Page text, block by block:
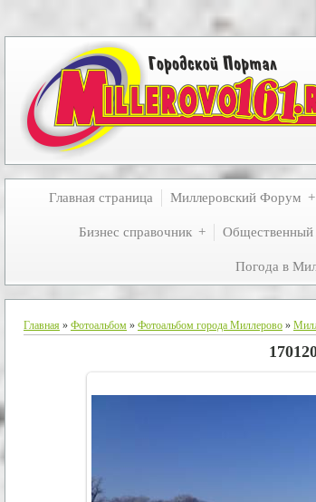
Главная страница Миллеровский Форум
Бизнес справочник Общественный
Погода в
Главная » Фотоальбом » Фотоальбом города Миллерово »